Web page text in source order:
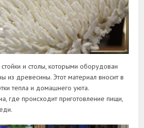
и столы, которыми оборудован
из древесины. Этот материал вносит в
тепла и домашнего уюта.
где происходит приготовление пищи,